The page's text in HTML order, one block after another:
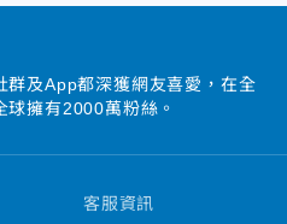
群及App都深獲網友喜愛，在全
球擁有2000萬粉絲。
客服資訊